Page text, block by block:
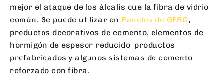
mejor el ataque de los álcalis que la fibra de vidrio
común. Se puede utilizar en Paneles de GFRC,
productos decorativos de cemento, elementos de
hormigón de espesor reducido, productos
prefabricados y algunos sistemas de cemento
reforzado con fibra.